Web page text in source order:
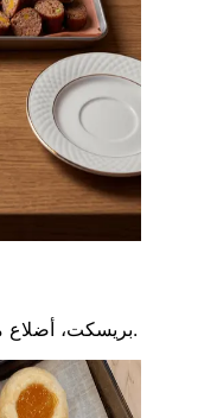
بريسكت، أضلاع مزجّجة، سجق بالهالبينو، أطباق جانبية.